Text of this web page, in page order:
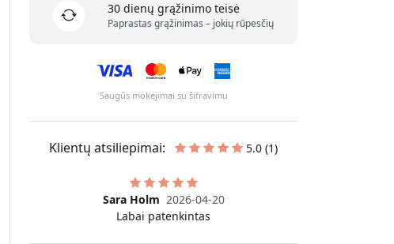
30 dienų grąžinimo teisė
Paprastas grąžinimas – jokių rūpesčių
Saugūs mokėjimai su šifravimu
Klientų atsiliepimai: 5.0 (1)
Sara Holm 2026-04-20
Labai patenkintas